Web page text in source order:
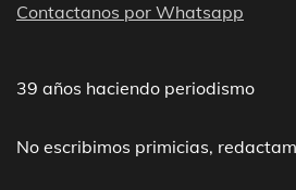
Contactanos por Whatsapp
39 años haciendo periodismo
No escribimos primicias,